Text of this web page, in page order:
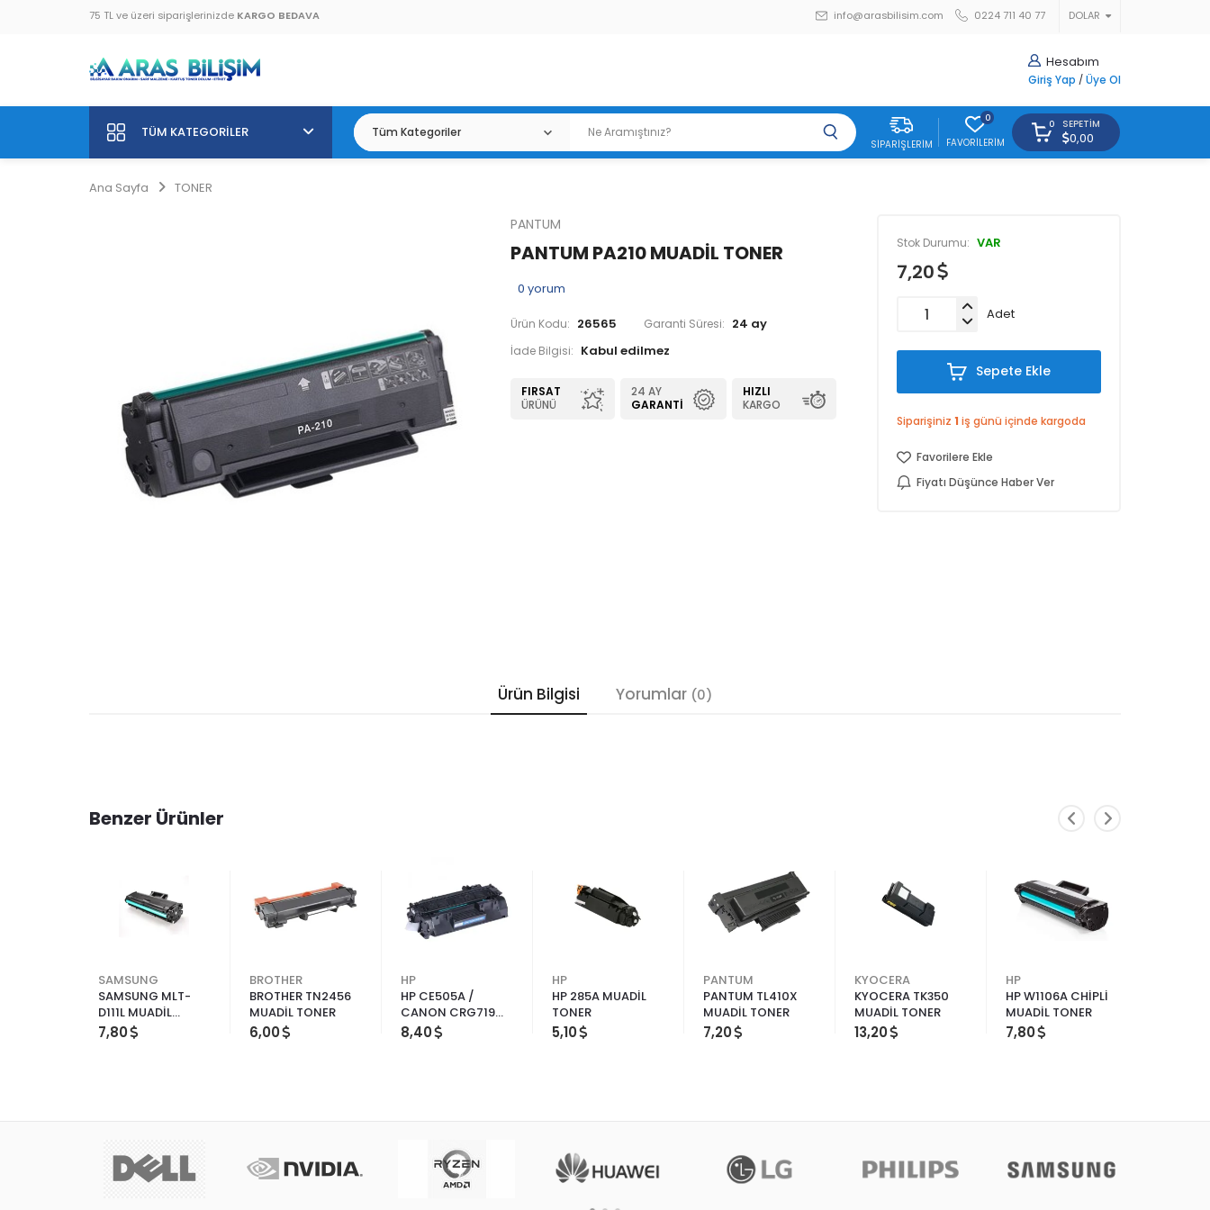
75 TL ve üzeri siparişlerinizde KARGO BEDAVA DOLAR
info@arasbilisim.com 0224 711 40 77
Hesabım
Giriş Yap / Üye Ol
TÜM KATEGORILER
SIPARIŞLERIM
0
FAVORILERIM
0 SEPETIM
0,00
Ana Sayfa TONER
PANTUM
PANTUM PA210 MUADİL TONER
0 yorum
Ürün Kodu: 26565 Garanti Süresi: 24 ay
İade Bilgisi:
FIRSAT
ÜRÜNÜ
24 AY
GARANTI
HIZLI
KARGO
Stok Durumu: VAR
7,20
Adet
Sepete Ekle
Siparişiniz1 iş günü içinde kargoda
Favorilere Ekle
Fiyatı Düşünce Haber Ver
Ürün Bilgisi Yorumlar (0)
Benzer Ürünler
SAMSUNG
SAMSUNG MLT-
D111L MUADİL
TONER
7,80
BROTHER
BROTHER TN2456
MUADİL TONER
6,00
HP
HP CE505A /
CANON CRG719
MUADİL TONER
8,40
HP
HP 285A MUADİL
TONER
5,10
PANTUM
PANTUM TL410X
MUADİL TONER
7,20
KYOCERA
KYOCERA TK350
MUADİL TONER
13,20
HP
HP W1106A CHİPLİ
MUADİL TONER
7,80